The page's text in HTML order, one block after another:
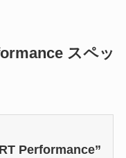
スペッ
Performance”